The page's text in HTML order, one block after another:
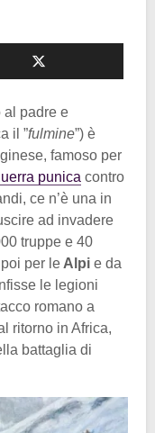
al padre e
il ”fulmine”) è
famoso per
punica contro
ce n’è una in
ad invadere
truppe e 40
per le Alpi e da
le legioni
romano a
ritorno in Africa,
battaglia di